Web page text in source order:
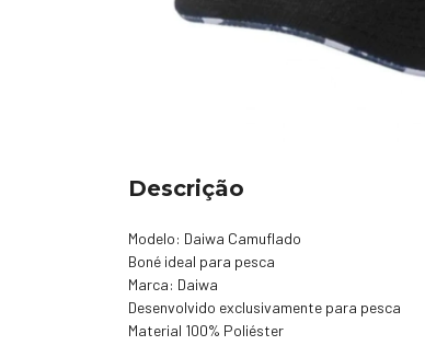
Descrição
Modelo: Daiwa Camuflado
Boné ideal para pesca
Marca: Daiwa
Desenvolvido exclusivamente para pesca
Material 100% Poliéster